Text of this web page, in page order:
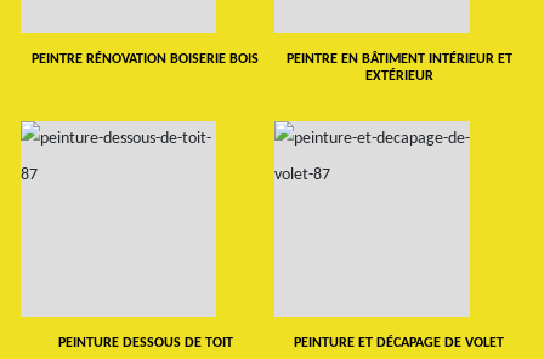
PEINTRE RÉNOVATION BOISERIE BOIS
PEINTRE EN BÂTIMENT INTÉRIEUR ET
EXTÉRIEUR
PEINTURE DESSOUS DE TOIT PEINTURE ET DÉCAPAGE DE VOLET